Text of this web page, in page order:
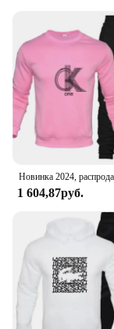
1 604,87руб.